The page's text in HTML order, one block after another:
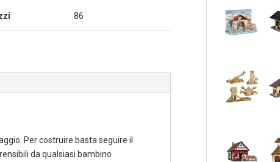
86
Per costruire basta seguire il
da qualsiasi bambino